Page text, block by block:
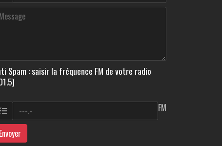
Spam : saisir la fréquence FM de votre radio
FM
Envoyer